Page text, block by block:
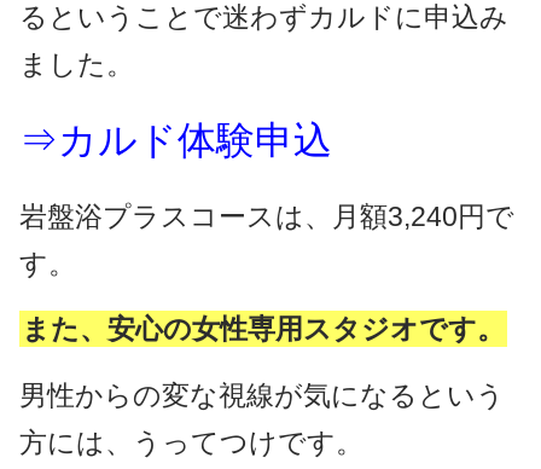
るということで迷わずカルドに申込み
ました。
⇒カルド体験申込
岩盤浴プラスコースは、月額3,240円で
す。
また、安心の女性専用スタジオです。
男性からの変な視線が気になるという
方には、うってつけです。